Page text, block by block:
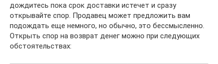
дождитесь пока срок доставки истечет и сразу
открывайте спор. Продавец может предложить вам
подождать еще немного, но обычно, это бессмысленно.
Открыть спор на возврат денег можно при следующих
обстоятельствах: